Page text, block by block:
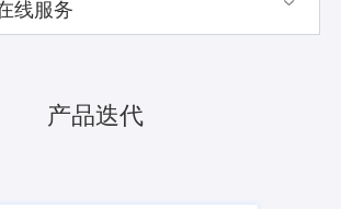
线服务 
产品迭代